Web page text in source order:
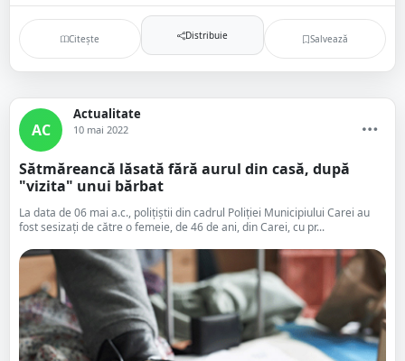
Citește Distribuie Salvează
AC
Actualitate
10 mai 2022
Sătmăreancă lăsată fără aurul din casă, după
"vizita" unui bărbat
La data de 06 mai a.c., polițiștii din cadrul Poliției Municipiului Carei au
fost sesizați de către o femeie, de 46 de ani, din Carei, cu pr...